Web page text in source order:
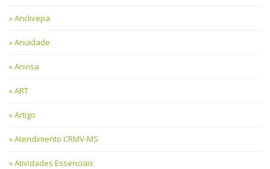
Anclivepa
Anuidade
Anvisa
ART
Artigo
Atendimento CRMV-MS
Atividades Essenciais